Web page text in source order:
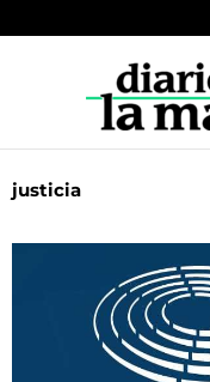
al
justicia